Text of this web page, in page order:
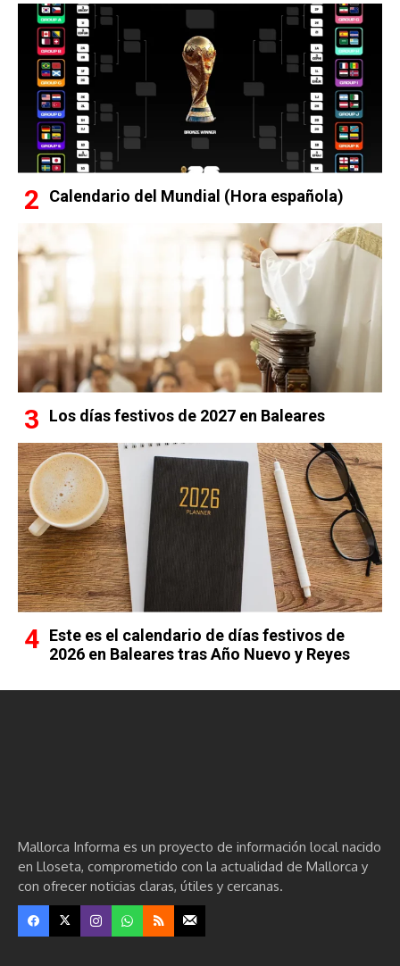
Calendario del Mundial (Hora española)
Los días festivos de 2027 en Baleares
Este es el calendario de días festivos de
2026 en Baleares tras Año Nuevo y Reyes
Mallorca Informa es un proyecto de información local nacido
en Lloseta, comprometido con la actualidad de Mallorca y
con ofrecer noticias claras, útiles y cercanas.